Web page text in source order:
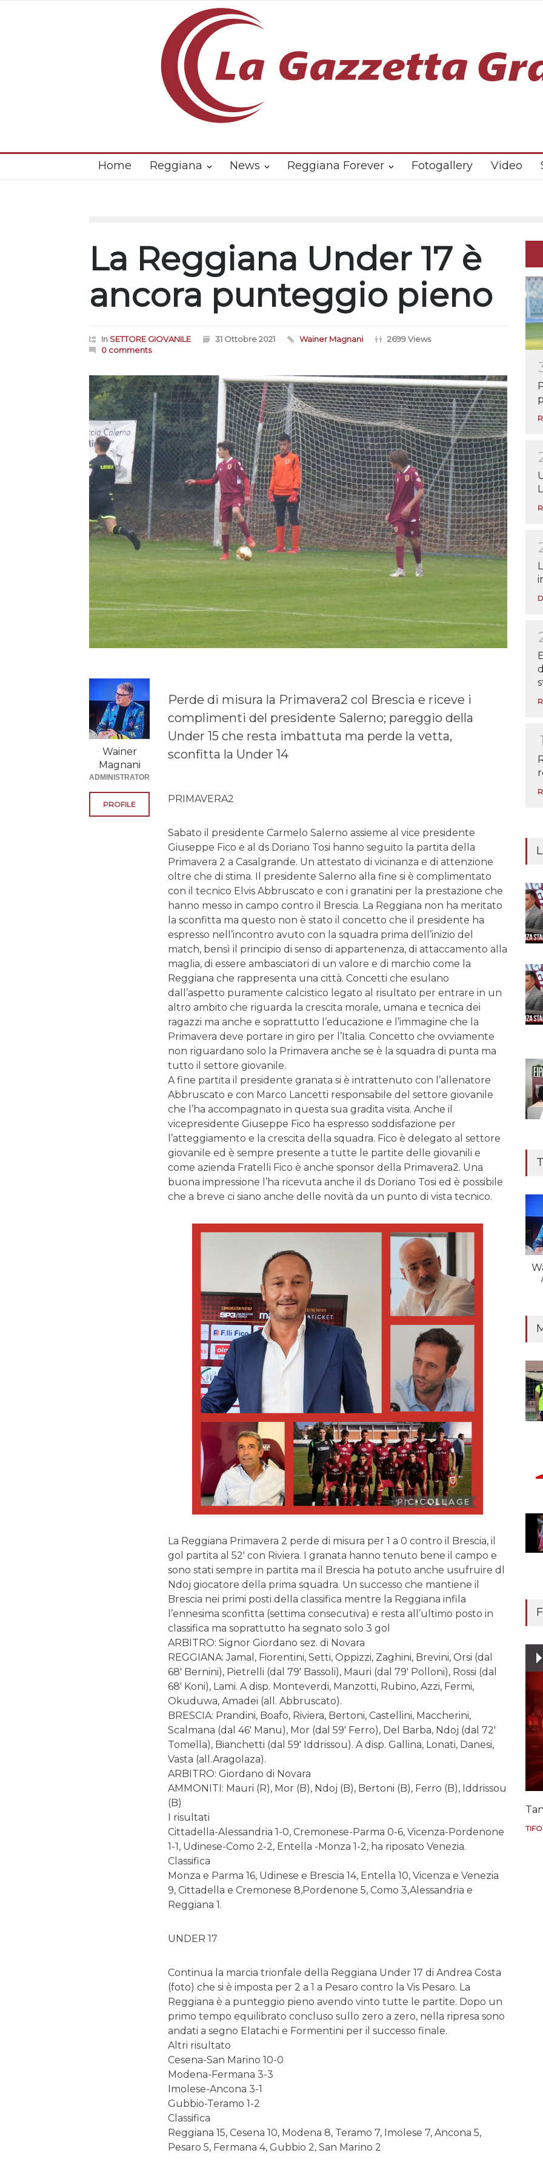
Home Reggiana News Reggiana Forever Fotogallery Video
La Reggiana Under 17 è
ancora punteggio pieno
In SETTORE GIOVANILE 31 Ottobre 2021 Wainer Magnani
2699 Views
0 comments
Perde di misura la Primavera2 col Brescia e riceve i
complimenti del presidente Salerno; pareggio della
Under 15 che resta imbattuta ma perde la vetta,
sconfitta la Under 14
PRIMAVERA2
Sabato il presidente Carmelo Salerno assieme al vice presidente
Giuseppe Fico e al ds Doriano Tosi hanno seguito la partita della
Primavera 2 a Casalgrande. Un attestato di vicinanza e di attenzione
oltre che di stima. Il presidente Salerno alla fine si è complimentato
con il tecnico Elvis Abbruscato e con i granatini per la prestazione che
hanno messo in campo contro il Brescia. La Reggiana non ha meritato
la sconfitta ma questo non è stato il concetto che il presidente ha
espresso nell’incontro avuto con la squadra prima dell’inizio del
match, bensì il principio di senso di appartenenza, di attaccamento alla
maglia, di essere ambasciatori di un valore e di marchio come la
Reggiana che rappresenta una città. Concetti che esulano
dall’aspetto puramente calcistico legato al risultato per entrare in un
altro ambito che riguarda la crescita morale, umana e tecnica dei
ragazzi ma anche e soprattutto l’educazione e l’immagine che la
Primavera deve portare in giro per l’Italia. Concetto che ovviamente
non riguardano solo la Primavera anche se è la squadra di punta ma
tutto il settore giovanile.
A fine partita il presidente granata si è intrattenuto con l’allenatore
Abbruscato e con Marco Lancetti responsabile del settore giovanile
che l’ha accompagnato in questa sua gradita visita. Anche il
vicepresidente Giuseppe Fico ha espresso soddisfazione per
l’atteggiamento e la crescita della squadra. Fico è delegato al settore
giovanile ed è sempre presente a tutte le partite delle giovanili e
come azienda Fratelli Fico è anche sponsor della Primavera2. Una
buona impressione l’ha ricevuta anche il ds Doriano Tosi ed è possibile
che a breve ci siano anche delle novità da un punto di vista tecnico.
La Reggiana Primavera 2 perde di misura per 1 a 0 contro il Brescia, il
gol partita al 52′ con Riviera. I granata hanno tenuto bene il campo e
sono stati sempre in partita ma il Brescia ha potuto anche usufruire dl
Ndoj giocatore della prima squadra. Un successo che mantiene il
Brescia nei primi posti della classifica mentre la Reggiana infila
l’ennesima sconfitta (settima consecutiva) e resta all’ultimo posto in
classifica ma soprattutto ha segnato solo 3 gol
ARBITRO: Signor Giordano sez. di Novara
REGGIANA: Jamal, Fiorentini, Setti, Oppizzi, Zaghini, Brevini, Orsi (dal
68′ Bernini), Pietrelli (dal 79′ Bassoli), Mauri (dal 79′ Polloni), Rossi (dal
68′ Koni), Lami. A disp. Monteverdi, Manzotti, Rubino, Azzi, Fermi,
Okuduwa, Amadei (all. Abbruscato).
BRESCIA: Prandini, Boafo, Riviera, Bertoni, Castellini, Maccherini,
Scalmana (dal 46′ Manu), Mor (dal 59′ Ferro), Del Barba, Ndoj (dal 72′
Tomella), Bianchetti (dal 59′ Iddrissou). A disp. Gallina, Lonati, Danesi,
Vasta (all.Aragolaza).
ARBITRO: Giordano di Novara
AMMONITI: Mauri (R), Mor (B), Ndoj (B), Bertoni (B), Ferro (B), Iddrissou
(B)
I risultati
Cittadella-Alessandria 1-0, Cremonese-Parma 0-6, Vicenza-Pordenone
1-1, Udinese-Como 2-2, Entella -Monza 1-2, ha riposato Venezia.
Classifica
Monza e Parma 16, Udinese e Brescia 14, Entella 10, Vicenza e Venezia
9, Cittadella e Cremonese 8,Pordenone 5, Como 3,Alessandria e
Reggiana 1.
UNDER 17
Continua la marcia trionfale della Reggiana Under 17 di Andrea Costa
(foto) che si è imposta per 2 a 1 a Pesaro contro la Vis Pesaro. La
Reggiana è a punteggio pieno avendo vinto tutte le partite. Dopo un
primo tempo equilibrato concluso sullo zero a zero, nella ripresa sono
andati a segno Elatachi e Formentini per il successo finale.
Altri risultato
Cesena-San Marino 10-0
Modena-Fermana 3-3
Imolese-Ancona 3-1
Gubbio-Teramo 1-2
Classifica
Reggiana 15, Cesena 10, Modena 8, Teramo 7, Imolese 7, Ancona 5,
Pesaro 5, Fermana 4, Gubbio 2, San Marino 2
Wainer
Magnani
ADMINISTRATOR
PROFILE
1